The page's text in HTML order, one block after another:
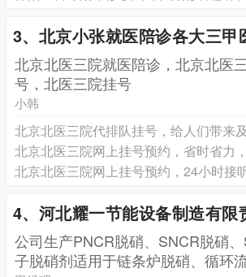
3、北京小张就医陪诊各大三甲
北京北医三院就医陪诊，北京北医
号，北医三院挂号
小韩
北京北医三院代排队挂号，给人们带来
北京北医三院网上挂号预约，省时省力
北京北医三院网上挂号预约，24小时接
4、河北耀一节能设备制造有限
公司生产PNCR脱硝、SNCR脱硝
子脱硝剂适用于链条炉脱硝、循环